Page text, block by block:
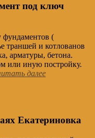
под ключ
фундаментов (
траншей и котлованов
арматуры, бетона.
или иную постройку.
далее
Екатериновка